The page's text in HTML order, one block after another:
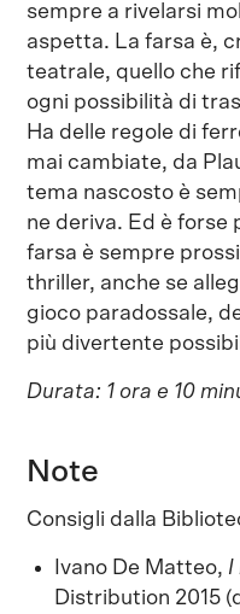
sempre a rivelarsi
aspetta. La farsa è,
teatrale, quello che
ogni possibilità di
Ha delle regole di
mai cambiate, da
tema nascosto è
ne deriva. Ed è forse
farsa è sempre
thriller, anche se
gioco paradossale,
più divertente
Durata: 1 ora e 10
Note
Consigli dalla
Ivano De Matteo, I
Distribution 2015